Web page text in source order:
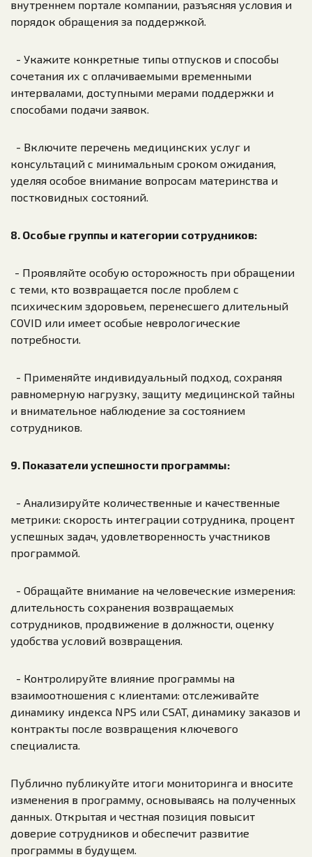
внутреннем портале компании, разъясняя условия и
порядок обращения за поддержкой.
- Укажите конкретные типы отпусков и способы
сочетания их с оплачиваемыми временными
интервалами, доступными мерами поддержки и
способами подачи заявок.
- Включите перечень медицинских услуг и
консультаций с минимальным сроком ожидания,
уделяя особое внимание вопросам материнства и
постковидных состояний.
8. Особые группы и категории сотрудников:
- Проявляйте особую осторожность при обращении
с теми, кто возвращается после проблем с
психическим здоровьем, перенесшего длительный
COVID или имеет особые неврологические
потребности.
- Применяйте индивидуальный подход, сохраняя
равномерную нагрузку, защиту медицинской тайны
и внимательное наблюдение за состоянием
сотрудников.
9. Показатели успешности программы:
- Анализируйте количественные и качественные
метрики: скорость интеграции сотрудника, процент
успешных задач, удовлетворенность участников
программой.
- Обращайте внимание на человеческие измерения:
длительность сохранения возвращаемых
сотрудников, продвижение в должности, оценку
удобства условий возвращения.
- Контролируйте влияние программы на
взаимоотношения с клиентами: отслеживайте
динамику индекса NPS или CSAT, динамику заказов и
контракты после возвращения ключевого
специалиста.
Публично публикуйте итоги мониторинга и вносите
изменения в программу, основываясь на полученных
данных. Открытая и честная позиция повысит
доверие сотрудников и обеспечит развитие
программы в будущем.